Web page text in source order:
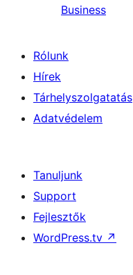
Business
Rólunk
Hírek
Tárhelyszolgatatás
Adatvédelem
Tanuljunk
Support
Fejlesztők
WordPress.tv ↗